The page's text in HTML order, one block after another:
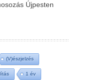
Újpesten
(V)észjelzés
1 év